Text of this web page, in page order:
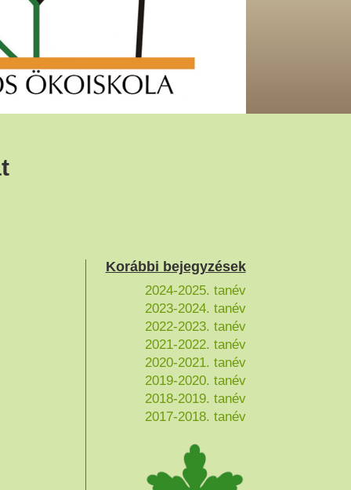
Korábbi bejegyzések
2024-2025. tanév
2023-2024. tanév
2022-2023. tanév
2021-2022. tanév
2020-2021. tanév
2019-2020. tanév
2018-2019. tanév
2017-2018. tanév